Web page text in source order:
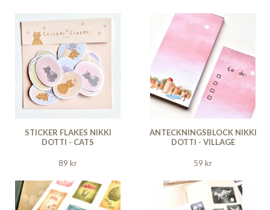
STICKER FLAKES NIKKI
DOTTI - CATS
89 kr
ANTECKNINGSBLOCK NIKKI
DOTTI - VILLAGE
59 kr